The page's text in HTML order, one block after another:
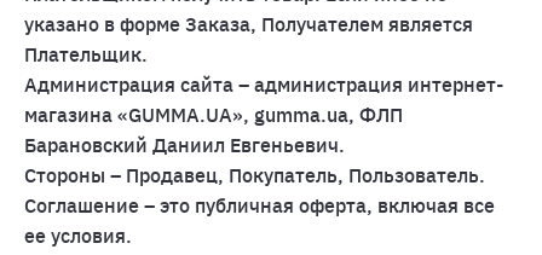
указано в форме Заказа, Получателем является
Плательщик.
Администрация сайта – администрация интернет-
магазина «GUMMA.UA», gumma.ua, ФЛП
Барановский Даниил Евгеньевич.
Стороны – Продавец, Покупатель, Пользователь.
Соглашение – это публичная оферта, включая все
ее условия.